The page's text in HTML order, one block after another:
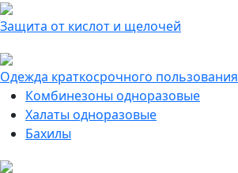
Защита от кислот и щелочей
Одежда краткосрочного пользования
Комбинезоны одноразовые
Халаты одноразовые
Бахилы